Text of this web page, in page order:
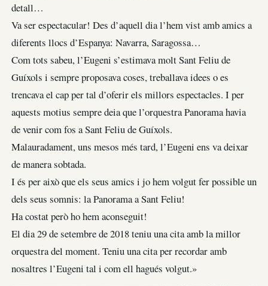
detall…
Va ser espectacular! Des d’aquell dia l’hem vist amb amics a
diferents llocs d’Espanya: Navarra, Saragossa…
Com tots sabeu, l’Eugeni s’estimava molt Sant Feliu de
Guíxols i sempre proposava coses, treballava idees o es
trencava el cap per tal d’oferir els millors espectacles. I per
aquests motius sempre deia que l’orquestra Panorama havia
de venir com fos a Sant Feliu de Guíxols.
Malauradament, uns mesos més tard, l’Eugeni ens va deixar
de manera sobtada.
I és per això que els seus amics i jo hem volgut fer possible un
dels seus somnis: la Panorama a Sant Feliu!
Ha costat però ho hem aconseguit!
El dia 29 de setembre de 2018 teniu una cita amb la millor
orquestra del moment. Teniu una cita per recordar amb
nosaltres l’Eugeni tal i com ell hagués volgut.»